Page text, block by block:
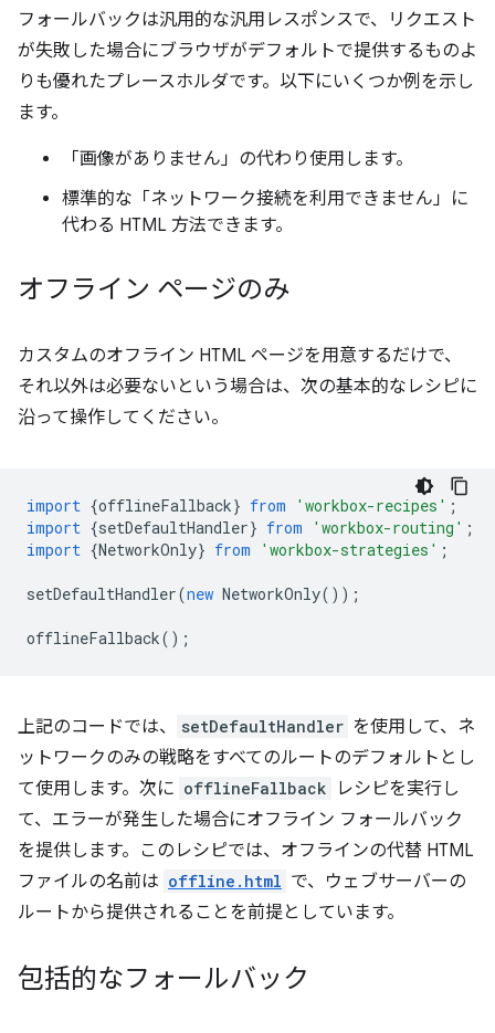
フォールバックは汎用的な汎用レスポンスで、リクエスト
が失敗した場合にブラウザがデフォルトで提供するものよ
りも優れたプレースホルダです。以下にいくつか例を示し
ます。
「画像がありません」の代わり使用します。
標準的な「ネットワーク接続を利用できません」に
代わる HTML 方法できます。
オフライン ページのみ
カスタムのオフライン HTML ページを用意するだけで、
それ以外は必要ないという場合は、次の基本的なレシピに
沿って操作してください。
import {offlineFallback} from 'workbox-recipes' ;
import {setDefaultHandler} from 'workbox-routing' ;
import {NetworkOnly} from 'workbox-strategies' ;
setDefaultHandler(new NetworkOnly());
offlineFallback();
上記のコードでは、 setDefaultHandler を使用して、ネ
ットワークのみの戦略をすべてのルートのデフォルトとし
て使用します。次に offlineFallback
レシピを実行し
て、エラーが発生した場合にオフライン フォールバック
を提供します。このレシピでは、オフラインの代替 HTML
ファイルの名前は offline.html で、ウェブサーバーの
ルートから提供されることを前提としています。
包括的なフォールバック